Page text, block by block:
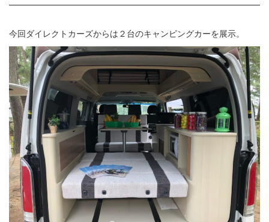
今回ダイレクトカーズからは２台のキャンピングカーを展示。